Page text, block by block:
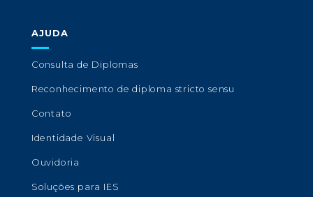
AJUDA
Consulta de Diplomas
Reconhecimento de diploma stricto sensu
Contato
Identidade Visual
Ouvidoria
Soluções para IES